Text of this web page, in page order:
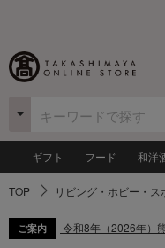
ギフト フード 和洋
TOP リビング・ホビー・ス
ご案内 令和8年（2026年）